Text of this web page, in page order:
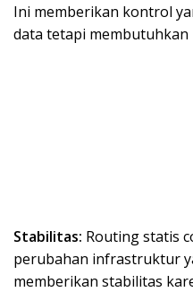
Ini memberikan kontrol
data tetapi membutuhkan
Stabilitas: Routing statis
perubahan infrastruktur
memberikan stabilitas